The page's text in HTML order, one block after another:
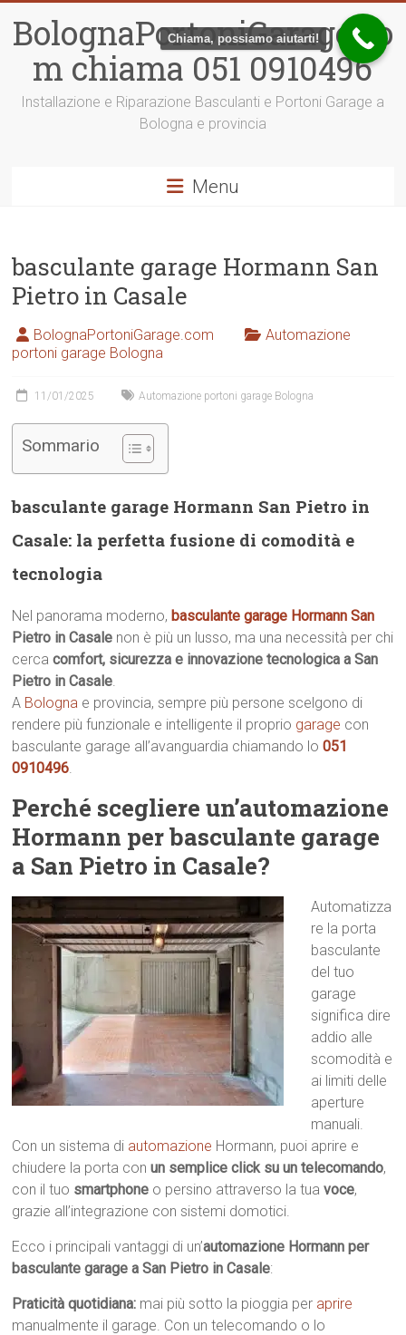
contenuto
BolognaPortoniGarage.co
m chiama 051 0910496
Installazione e Riparazione Basculanti e Portoni Garage a
Bologna e provincia
Menu
basculante garage Hormann San
Pietro in Casale
BolognaPortoniGarage.com
Automazione
portoni garage Bologna
11/01/2025 Automazione portoni garage Bologna
Sommario
basculante garage Hormann San Pietro in
Casale: la perfetta fusione di comodità e
tecnologia
Nel panorama moderno,basculante garage Hormann San
Pietro in Casale non è più un lusso, ma una necessità per chi
cercacomfort, sicurezza e innovazione tecnologica a San
Pietro in Casale.
A Bologna e provincia, sempre più persone scelgono di
rendere più funzionale e intelligente il proprio garage con
basculante garage all’avanguardia chiamando lo051
0910496.
Perché scegliere un’automazione
Hormann per basculante garage
a San Pietro in Casale?
Automatizza
re la porta
basculante
del tuo
garage
significa dire
addio alle
scomodità e
ai limiti delle
aperture
manuali.
Con un sistema di automazione Hormann, puoi aprire e
chiudere la porta conun semplice click su un telecomando,
con il tuo smartphone o persino attraverso la tuavoce,
grazie all’integrazione con sistemi domotici.
Ecco i principali vantaggi di un’automazione Hormann per
basculante garage a San Pietro in Casale:
Praticità quotidiana: mai più sotto la pioggia per aprire
manualmente il garage. Con un telecomando o lo
Chiama, possiamo aiutarti!